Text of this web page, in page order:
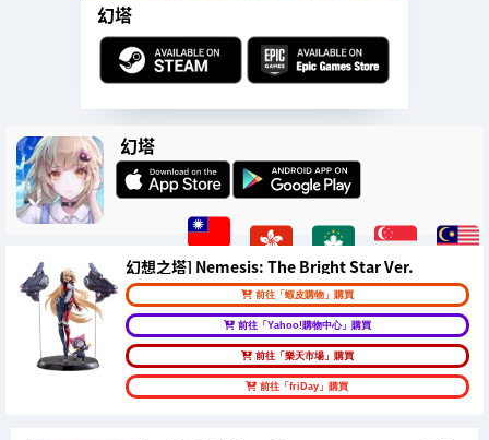
幻塔
幻塔
幻想之塔] Nemesis: The Bright Star Ver.
前往「蝦皮購物」購買
前往「Yahoo!購物中心」購買
前往「樂天市場」購買
前往「friDay」購買